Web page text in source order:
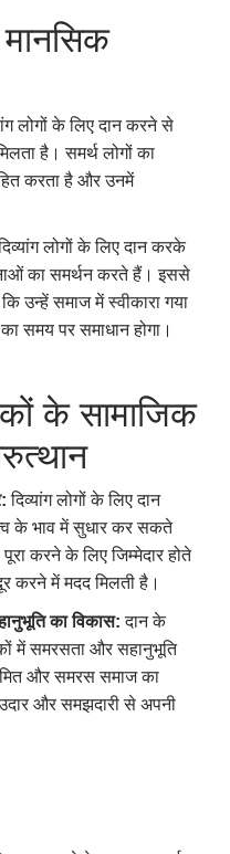
लोगों के लिए दान करने से
है। समर्थ लोगों का
करता है और उनमें
लोगों के लिए दान करके
का समर्थन करते हैं। इससे
कि उन्हें समाज में स्वीकारा गया
समय पर समाधान होगा।
के सामाजिक
दिव्यांग लोगों के लिए दान
के भाव में सुधार कर सकते
करने के लिए जिम्मेदार होते
करने में मदद मिलती है।
का विकास: दान के
में समरसता और सहानुभूति
और समरस समाज का
उदार और समझदारी से अपनी